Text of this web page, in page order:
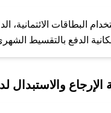
على كوبونات
الائتمانية،
والاستبدال